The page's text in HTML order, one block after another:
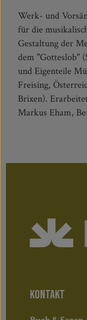
Werk- und
für die
Gestaltung der
dem "Gotteslob"
und Eigenteile
Freising,
Brixen).
Markus Eham,
Beyerle, Gerald
Michael Heigenhuber
Stephan
Mitwirkung
Berger. Hg.
Abteilung
Ordinariat des
KONTAKT